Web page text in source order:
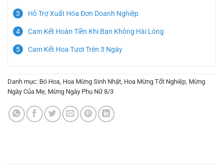
Hỗ Trợ Xuất Hóa Đơn Doanh Nghiệp
Cam Kết Hoàn Tiền Khi Bạn Không Hài Lòng
Cam Kết Hoa Tươi Trên 3 Ngày
Danh mục: Bó Hoa Hoa Mừng Sinh Nhật Hoa Mừng Tốt Nghiệp Mừng
Ngày Của Mẹ Mừng Ngày Phụ Nữ 8/3